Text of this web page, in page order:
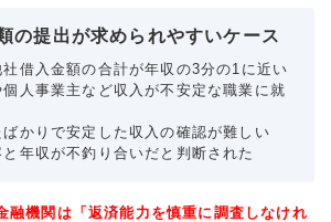
の提出が求められやすいケース
借入金額の合計が年収の3分の1に近い
人事業主など収入が不安定な職業に就
かりで安定した収入の確認が難しい
年収が不釣り合いだと判断された
融機関は「返済能力を慎重に調査しなけれ